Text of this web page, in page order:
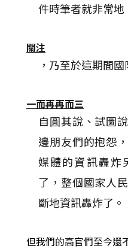
件時筆者就非常地
關注
，乃至於這期間
一而再再而三
自圓其說、試圖
邊朋友們的抱怨
媒體的資訊轟炸
了，整個國家人
斷地資訊轟炸了。
但我們的高官們至今還